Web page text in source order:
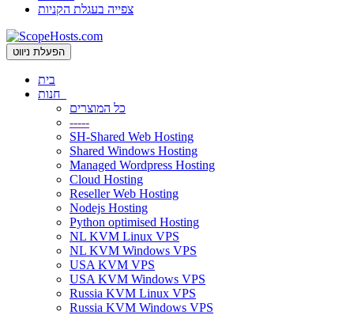
צפייה בעגלת הקניות
הפעלת ניווט
בית
כל המוצרים
-----
SH-Shared Web Hosting
Shared Windows Hosting
Managed Wordpress Hosting
Cloud Hosting
Reseller Web Hosting
Nodejs Hosting
Python optimised Hosting
NL KVM Linux VPS
NL KVM Windows VPS
USA KVM VPS
USA KVM Windows VPS
Russia KVM Linux VPS
Russia KVM Windows VPS